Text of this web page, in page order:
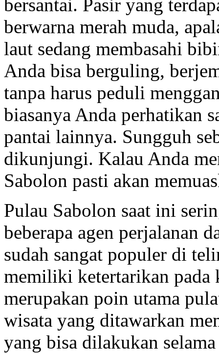
bersantai. Pasir yang
berwarna merah muda,
laut sedang membasahi
Anda bisa berguling,
tanpa harus peduli
biasanya Anda perhatikan
pantai lainnya. Sungguh
dikunjungi. Kalau Anda
Sabolon pasti akan
Pulau Sabolon saat ini
beberapa agen perjalanan
sudah sangat populer di
memiliki ketertarikan pada
merupakan poin utama
wisata yang ditawarkan
yang bisa dilakukan